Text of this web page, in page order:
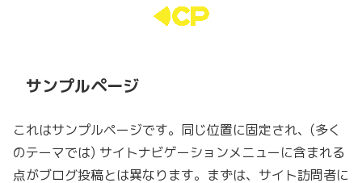
サンプルページ
これはサンプルページです。同じ位置に固定され、(多く
のテーマでは) サイトナビゲーションメニューに含まれる
点がブログ投稿とは異なります。まずは、サイト訪問者に